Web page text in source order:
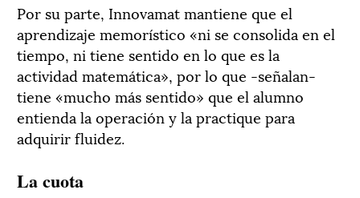
Por su parte, Innovamat mantiene que el
aprendizaje memorístico «ni se consolida en el
tiempo, ni tiene sentido en lo que es la
actividad matemática», por lo que -señalan-
tiene «mucho más sentido» que el alumno
entienda la operación y la practique para
adquirir fluidez.
La cuota